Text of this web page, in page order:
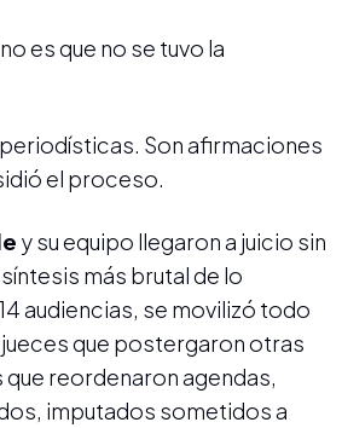
es que no se tuvo la
Son afirmaciones
el proceso.
y su equipo llegaron a juicio sin
más brutal de lo
audiencias, se movilizó todo
que postergaron otras
reordenaron agendas,
imputados sometidos a